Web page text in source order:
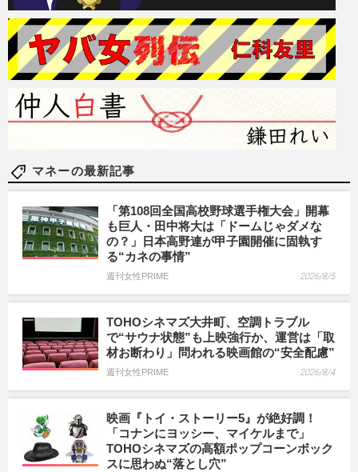
マネーの最新記事
「第108回全国高校野球選手権大会」開幕
も巨人・田中将大は「ドームじゃダメな
の？」日本高野連が甲子園開催に固執す
る“カネの事情”
週刊女性PRIME 2026/8/5
TOHOシネマズ大井町、空調トラブル
で“サウナ状態”も上映強行か、運営は「取
材お断わり」問われる映画館の“安全配慮”
週刊女性PRIME 2026/8/4
映画『トイ・ストーリー5』が絶好調！
「コナンにヨッシー、マイケルまで」
TOHOシネマズの高額ポップコーンボック
スに思わぬ“落とし穴”